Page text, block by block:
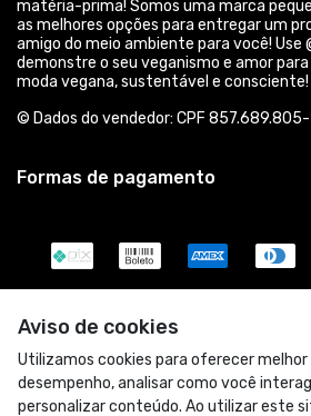
Aviso de cookies
Utilizamos cookies para oferecer
desempenho, analisar como você
personalizar conteúdo. Ao utilizar este
matéria-prima! Somos uma marca
as melhores opções para entregar um
amigo do meio ambiente para você! Use
demonstre o seu veganismo e amor
moda vegana, sustentável e consciente!
© Dados do vendedor: CPF
Formas de pagamento